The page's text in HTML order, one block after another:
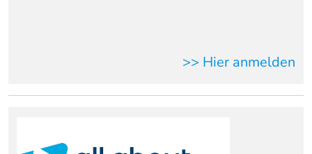
>> Hier anmelden